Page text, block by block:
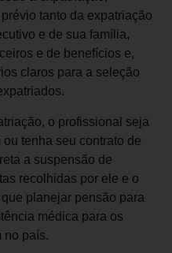
tanto da expatriação
e de sua família,
e de benefícios e,
claros para a seleção
o profissional seja
tenha seu contrato de
a suspensão de
recolhidas por ele e o
planejar pensão para
médica para os
no país.